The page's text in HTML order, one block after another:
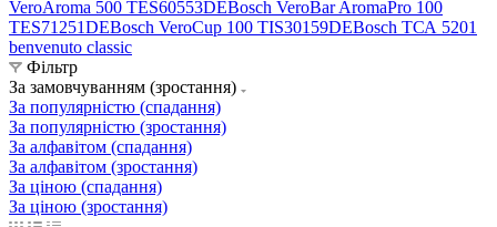
VeroAroma 500 TES60553DEBosch VeroBar AromaPro 100
TES71251DEBosch VeroCup 100 TIS30159DEBosch ТСА 5201
benvenuto classic
Фільтр
За замовчуванням (зростання)
За популярністю (спадання)
За популярністю (зростання)
За алфавітом (спадання)
За алфавітом (зростання)
За ціною (спадання)
За ціною (зростання)